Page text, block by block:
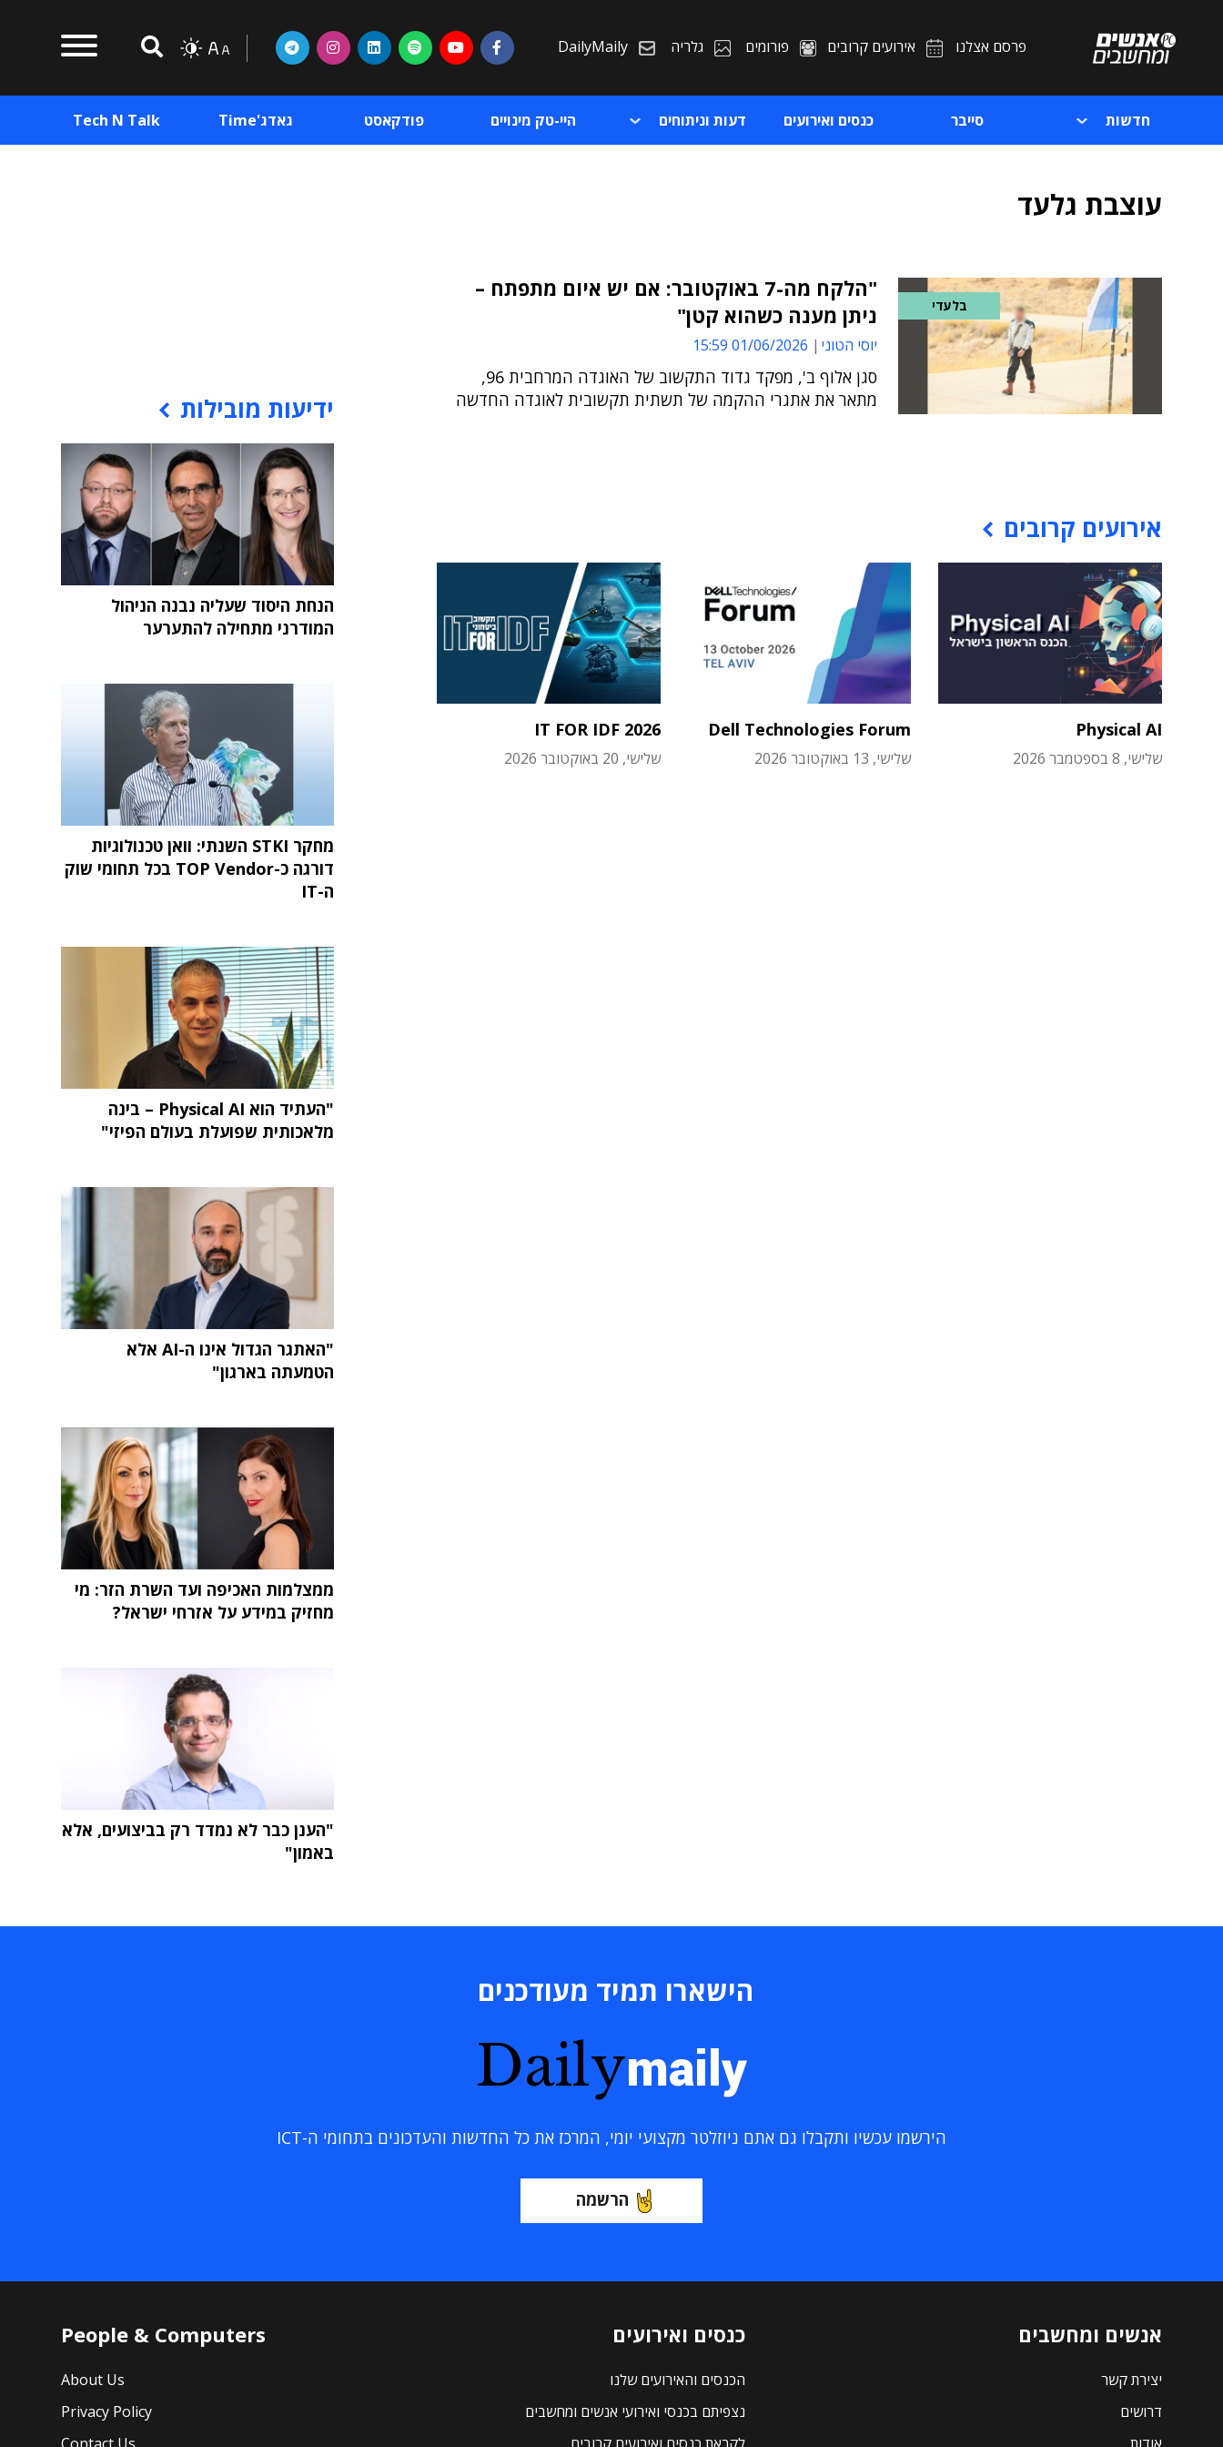
פרסם אצלנו אירועים קרובים פורומים גלריה DailyMaily
חדשות סייבר כנסים ואירועים דעות וניתוחים היי-טק מינויים פודקאסט גאדג'Time Tech N Talk
עוצבת גלעד
בלעדי
"הלקח מה-7 באוקטובר: אם יש איום מתפתח –
ניתן מענה כשהוא קטן"
יוסי הטוני 01/06/2026 15:59
סגן אלוף ב', מפקד גדוד התקשוב של האוגדה המרחבית 96,
מתאר את אתגרי ההקמה של תשתית תקשובית לאוגדה החדשה
אירועים קרובים
Physical AI
שלישי, 8 בספטמבר 2026
Dell Technologies Forum
שלישי, 13 באוקטובר 2026
IT FOR IDF 2026
שלישי, 20 באוקטובר 2026
ידיעות מובילות
הנחת היסוד שעליה נבנה הניהול
המודרני מתחילה להתערער
מחקר STKI השנתי: וואן טכנולוגיות
דורגה כ-TOP Vendor בכל תחומי שוק
ה-IT
"העתיד הוא Physical AI – בינה
מלאכותית שפועלת בעולם הפיזי"
"האתגר הגדול אינו ה-AI אלא
הטמעתה בארגון"
ממצלמות האכיפה ועד השרת הזר: מי
מחזיק במידע על אזרחי ישראל?
"הענן כבר לא נמדד רק בביצועים, אלא
באמון"
הישארו תמיד מעודכנים
Dailymaily
הירשמו עכשיו ותקבלו גם אתם ניוזלטר מקצועי יומי, המרכז את כל החדשות והעדכונים בתחומי ה-ICT
הרשמה
אנשים ומחשבים
יצירת קשר
דרושים
כנסים ואירועים
הכנסים והאירועים שלנו
נצפיתם בכנסי ואירועי אנשים ומחשבים
People & Computers
About Us
Privacy Policy